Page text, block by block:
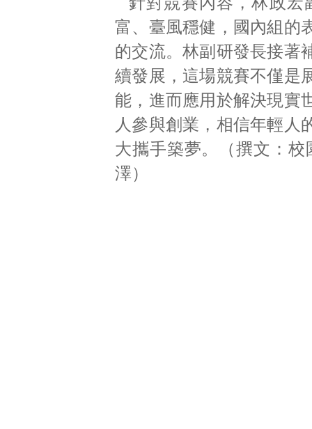
富、臺風穩健，國內組的
的交流。林副研發長接著
續發展，這場競賽不僅是
能，進而應用於解決現實
人參與創業，相信年輕人
大攜手築夢。（撰文：校
澤）